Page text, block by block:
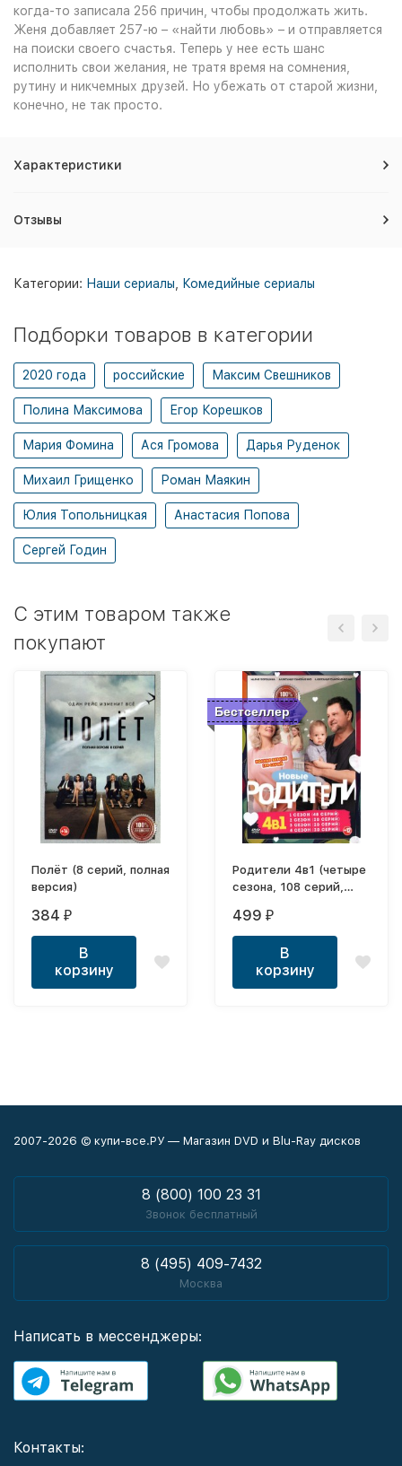
когда-то записала 256 причин, чтобы продолжать жить.
Женя добавляет 257-ю – «найти любовь» – и отправляется
на поиски своего счастья. Теперь у нее есть шанс
исполнить свои желания, не тратя время на сомнения,
рутину и никчемных друзей. Но убежать от старой жизни,
конечно, не так просто.
Характеристики
Отзывы
Категории: Наши сериалы Комедийные сериалы
Подборки товаров в категории
2020 года российские Максим Свешников
Полина Максимова Егор Корешков
Мария Фомина Ася Громова Дарья Руденок
Михаил Грищенко Роман Маякин
Юлия Топольницкая Анастасия Попова
Сергей Годин
C этим товаром также
покупают
Полёт (8 серий, полная
версия)
384 ₽
В
корзину
Бестселлер
Родители 4в1 (четыре
сезона, 108 серий,
499 ₽
В
корзину
2007-2026 © купи-все.РУ — Магазин DVD и Blu-Ray дисков
8 (800) 100 23 31
Звонок бесплатный
8 (495) 409-7432
Москва
Написать в мессенджеры:
Контакты: